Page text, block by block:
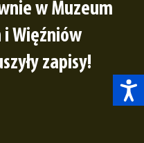
w Muzeum
i Więźniów
zapisy!